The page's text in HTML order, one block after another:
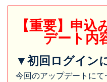
【重要】申
デート内
▼初回ログイン
今回のアップデートに